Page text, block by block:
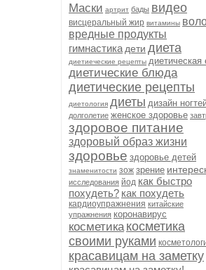
Маски артрит бады видео
висцеральный жир витамины
вредные продукты
гимнастика дети диета
диетиеческие рецепты диетическая
диетические блюда
диетические рецепты
диетология диеты дизайн
долголетие женское здоровье
здоровое питание
здоровый образ жизни
здоровье здоровье детей
знаменитости зож зрение
исследования йод как быстро
похудеть? как похудеть
кардиоупражнения китайские
упражнения коронавирус
косметика косметика
своими руками
красавицам на заметку